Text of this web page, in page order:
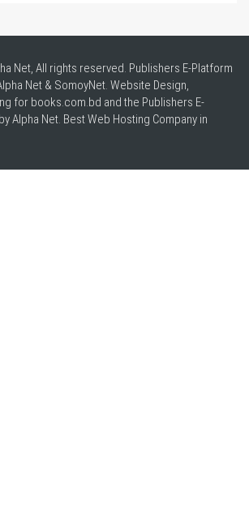
Net, All rights reserved. Publishers E-Platform
Net & SomoyNet. Website Design,
for books.com.bd and the Publishers E-
Alpha Net. BestWeb Hosting Company in